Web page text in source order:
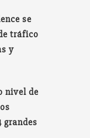
se
tráfico
y
nivel de
grandes